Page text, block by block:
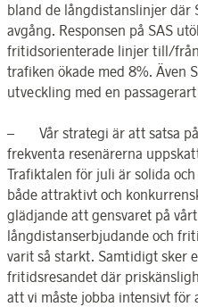
bland de långdistanslinjer där
avgång. Responsen på SAS
fritidsorienterade linjer till/
trafiken ökade med 8%. Även
utveckling med en
– Vår strategi är att satsa på
frekventa resenärerna
Trafiktalen för juli är solida
både attraktivt och
glädjande att gensvaret på
långdistanserbjudande och
varit så starkt. Samtidigt sker
fritidsresandet där
att vi måste jobba intensivt